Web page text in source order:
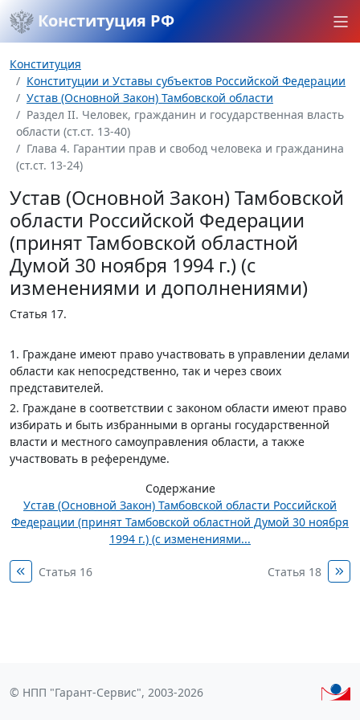
Конституция РФ
Конституция
Конституции и Уставы субъектов Российской Федерации
Устав (Основной Закон) Тамбовской области
Раздел II. Человек, гражданин и государственная власть
области (ст.ст. 13-40)
Глава 4. Гарантии прав и свобод человека и гражданина
(ст.ст. 13-24)
Устав (Основной Закон) Тамбовской
области Российской Федерации
(принят Тамбовской областной
Думой 30 ноября 1994 г.) (с
изменениями и дополнениями)
Статья 17.
1. Граждане имеют право участвовать в управлении делами
области как непосредственно, так и через своих
представителей.
2. Граждане в соответствии с законом области имеют право
избирать и быть избранными в органы государственной
власти и местного самоуправления области, а также
участвовать в референдуме.
Содержание
Устав (Основной Закон) Тамбовской области Российской
Федерации (принят Тамбовской областной Думой 30 ноября
1994 г.) (с изменениями...
Статья 16 Статья 18
© НПП "Гарант-Сервис", 2003-2026